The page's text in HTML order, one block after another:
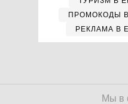
ПРОМОКОДЫ
РЕКЛАМА В
Мы в